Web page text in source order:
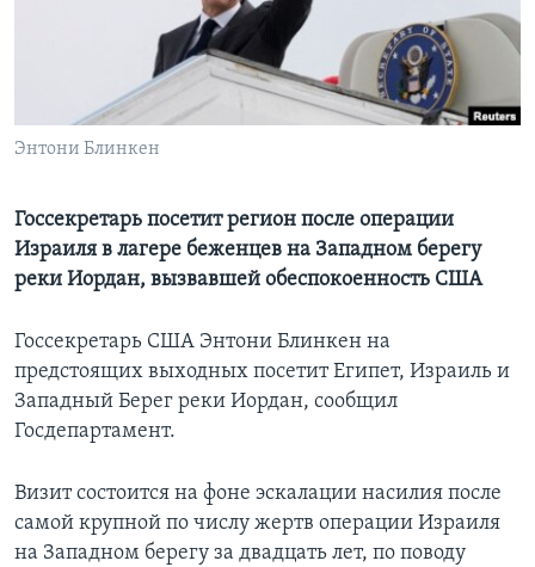
Learning English
СОЦИАЛЬНЫЕ СЕТИ
Языки
Энтони Блинкен
Госсекретарь посетит регион после операции
Израиля в лагере беженцев на Западном берегу
реки Иордан, вызвавшей обеспокоенность США
Госсекретарь США Энтони Блинкен на
предстоящих выходных посетит Египет, Израиль и
Западный Берег реки Иордан, сообщил
Госдепартамент.
Визит состоится на фоне эскалации насилия после
самой крупной по числу жертв операции Израиля
на Западном берегу за двадцать лет, по поводу